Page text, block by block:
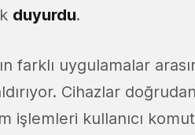
duyurdu.
farklı uygulamalar
Cihazlar
işlemleri kullanıcı